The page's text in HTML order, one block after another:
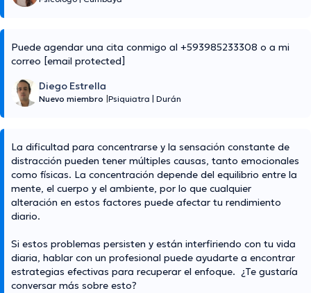
Puede agendar una cita conmigo al +593985233308 o a mi
correo [email protected]
Diego Estrella
Nuevo miembro Psiquiatra Durán
La dificultad para concentrarse y la sensación constante de
distracción pueden tener múltiples causas, tanto emocionales
como físicas. La concentración depende del equilibrio entre la
mente, el cuerpo y el ambiente, por lo que cualquier
alteración en estos factores puede afectar tu rendimiento
diario.
Si estos problemas persisten y están interfiriendo con tu vida
diaria, hablar con un profesional puede ayudarte a encontrar
estrategias efectivas para recuperar el enfoque. ¿Te gustaría
conversar más sobre esto?